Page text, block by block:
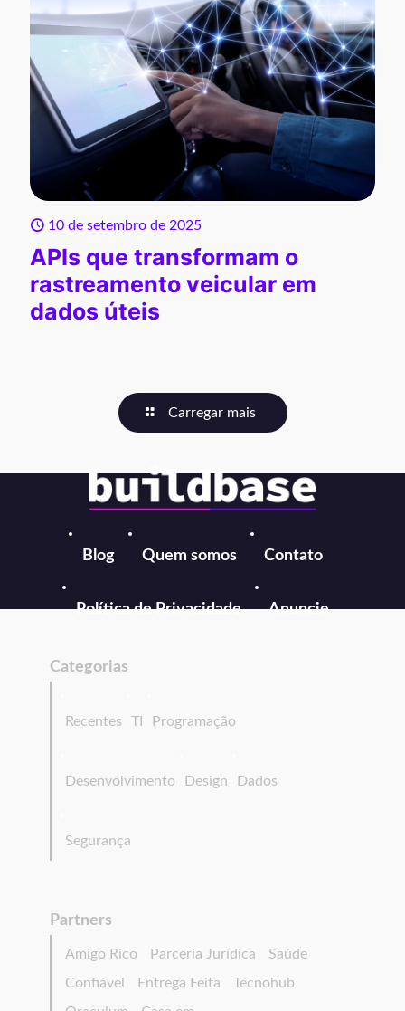
10 de setembro de 2025
APIs que transformam o
rastreamento veicular em
dados úteis
Carregar mais
Blog Quem somos Contato
Política de Privacidade Anuncie
Categorias
Recentes TI Programação
Desenvolvimento Design Dados
Segurança
Partners
Amigo Rico Parceria Jurídica
Saúde
Confiável
Entrega Feita
Tecnohub